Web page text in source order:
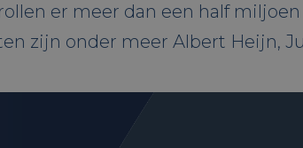
er meer dan een half
zijn onder meer Albert Heijn,